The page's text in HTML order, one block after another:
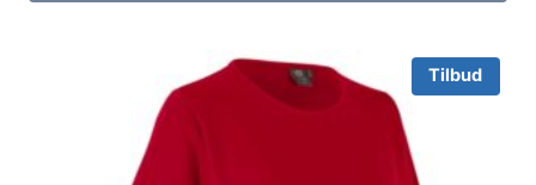
Tilbud